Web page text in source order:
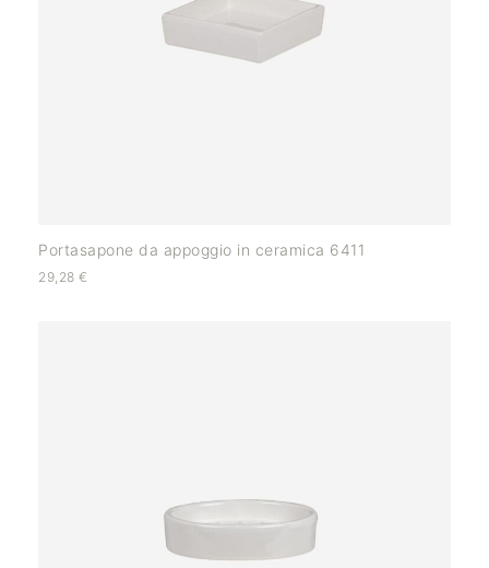
Portasapone da appoggio in ceramica 6411
29,28 €